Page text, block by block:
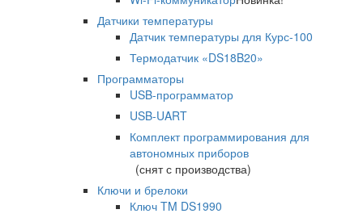
Датчики температуры
Датчик температуры для Курс-100
Термодатчик «DS18B20»
Программаторы
USB-программатор
USB-UART
Комплект программирования для
автономных приборов
(снят с производства)
Ключи и брелоки
Ключ TM DS1990